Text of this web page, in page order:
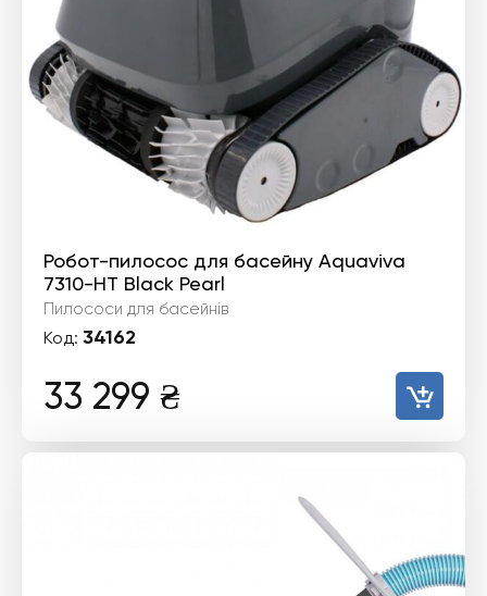
Робот-пилосоc для басейну Aquaviva
7310-HT Black Pearl
Пилососи для басейнів
Код: 34162
33 299 ₴